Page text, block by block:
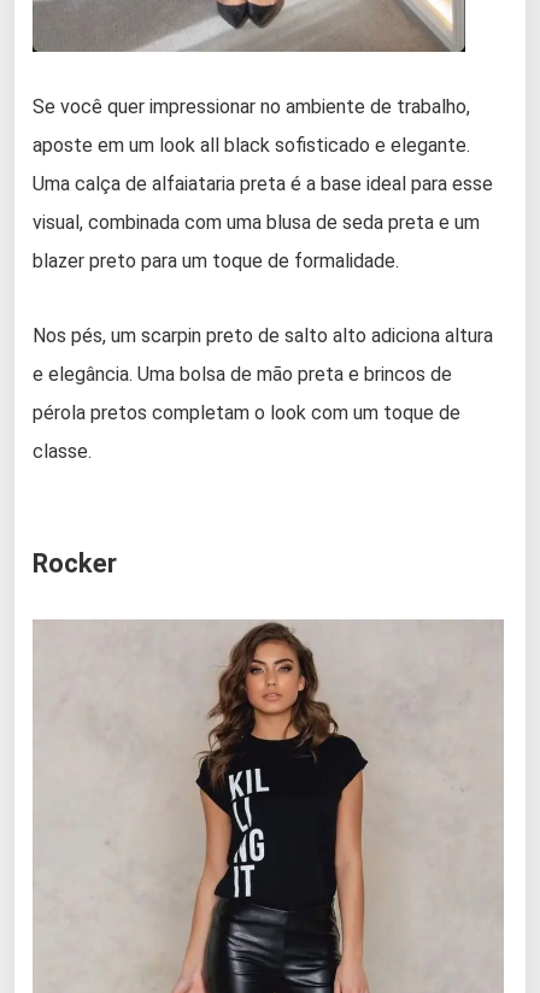
Se você quer impressionar no ambiente de trabalho,
aposte em um look all black sofisticado e elegante.
Uma calça de alfaiataria preta é a base ideal para esse
visual, combinada com uma blusa de seda preta e um
blazer preto para um toque de formalidade.
Nos pés, um scarpin preto de salto alto adiciona altura
e elegância. Uma bolsa de mão preta e brincos de
pérola pretos completam o look com um toque de
classe.
Rocker